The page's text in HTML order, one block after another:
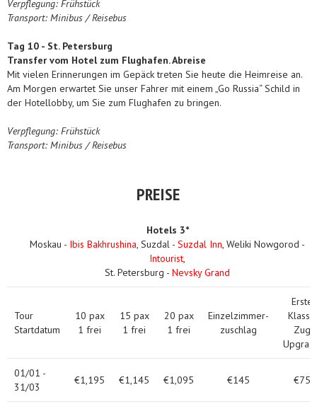
Verpflegung: Frühstück
Transport: Minibus / Reisebus
Tag 10 - St. Petersburg
Transfer vom Hotel zum Flughafen. Abreise
Mit vielen Erinnerungen im Gepäck treten Sie heute die Heimreise an.
Am Morgen erwartet Sie unser Fahrer mit einem „Go Russia“ Schild in
der Hotellobby, um Sie zum Flughafen zu bringen.
Verpflegung: Frühstück
Transport: Minibus / Reisebus
PREISE
Hotels 3*
Moskau - Ibis Bakhrushina, Suzdal - Suzdal Inn, Weliki Nowgorod -
Intourist,
St. Petersburg - Nevsky Grand
Tour
Startdatum
10 pax
1 frei
15 pax
1 frei
20 pax
1 frei
Einzelzimmer-
zuschlag
Erste
Klasse
Zug
01/01 -
31/03
€1,195 €1,145 €1,095 €145 €75